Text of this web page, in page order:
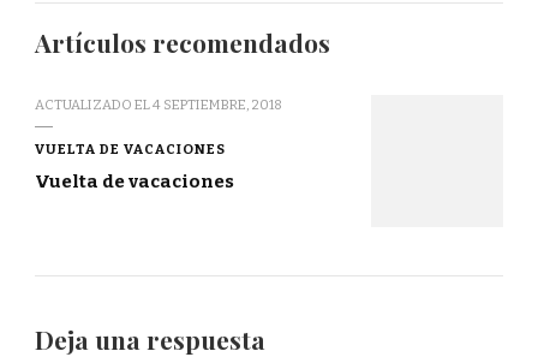
Artículos recomendados
ACTUALIZADO EL4 SEPTIEMBRE, 2018
VUELTA DE VACACIONES
Vuelta de vacaciones
Deja una respuesta